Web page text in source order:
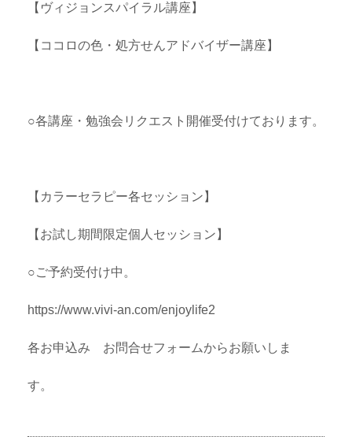
【ヴィジョンスパイラル講座】
【ココロの色・処方せんアドバイザー講座】
○各講座・勉強会リクエスト開催受付けております。
【カラーセラピー各セッション】
【お試し期間限定個人セッション】
○ご予約受付け中。
https://www.vivi-an.com/enjoylife2
各お申込み お問合せフォームからお願いしま
す。